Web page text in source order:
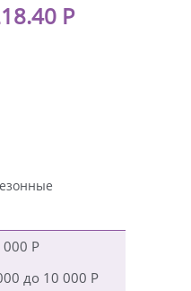
Р
000 Р
до 10 000 Р